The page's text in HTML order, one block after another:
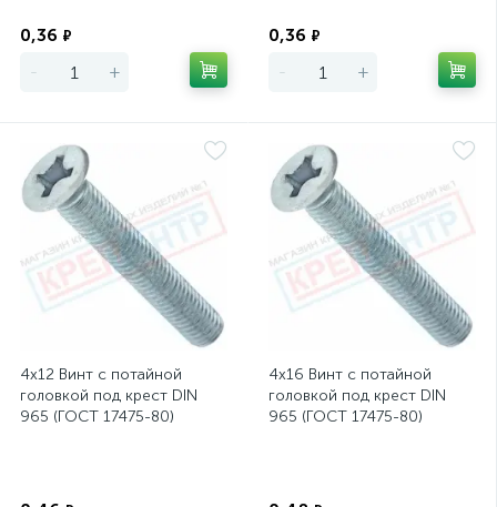
0,36 ₽
- +
0,36 ₽
- +
4х12 Винт с потайной
головкой под крест DIN
965 (ГОСТ 17475-80)
4х16 Винт с потайной
головкой под крест DIN
965 (ГОСТ 17475-80)